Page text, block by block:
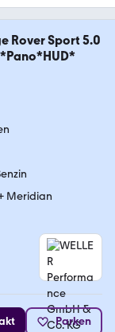
Rover Sport 5.0
*Pano*HUD*
Meridian
Parken